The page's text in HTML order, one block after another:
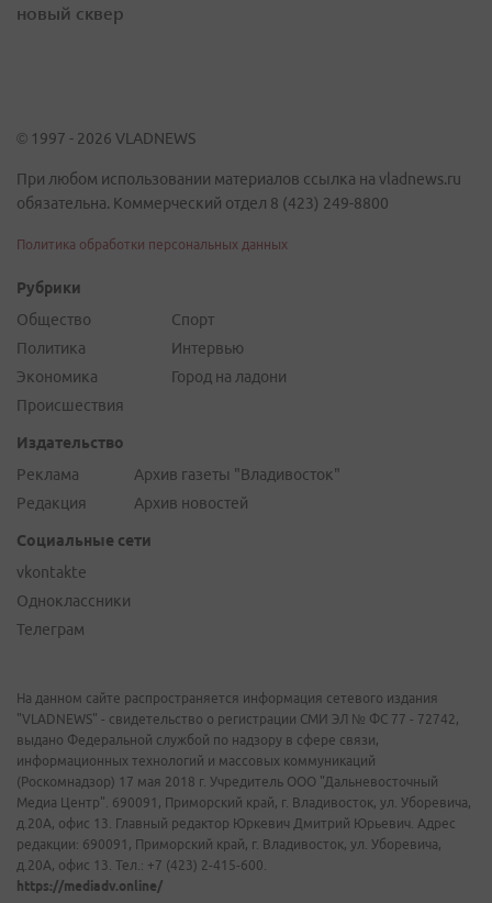
новый сквер
© 1997 - 2026 VLADNEWS
При любом использовании материалов ссылка на vladnews.ru
обязательна. Коммерческий отдел 8 (423) 249-8800
Политика обработки персональных данных
Рубрики
Общество
Политика
Экономика
Происшествия
Спорт
Интервью
Город на ладони
Издательство
Реклама
Редакция
Архив газеты "Владивосток"
Архив новостей
Социальные сети
vkontakte
Одноклассники
Телеграм
На данном сайте распространяется информация сетевого издания
"VLADNEWS" - свидетельство о регистрации СМИ ЭЛ № ФС 77 - 72742,
выдано Федеральной службой по надзору в сфере связи,
информационных технологий и массовых коммуникаций
(Роскомнадзор) 17 мая 2018 г. Учредитель ООО "Дальневосточный
Медиа Центр". 690091, Приморский край, г. Владивосток, ул. Уборевича,
д.20А, офис 13. Главный редактор Юркевич Дмитрий Юрьевич. Адрес
редакции: 690091, Приморский край, г. Владивосток, ул. Уборевича,
д.20А, офис 13. Тел.: +7 (423) 2-415-600.
https://mediadv.online/